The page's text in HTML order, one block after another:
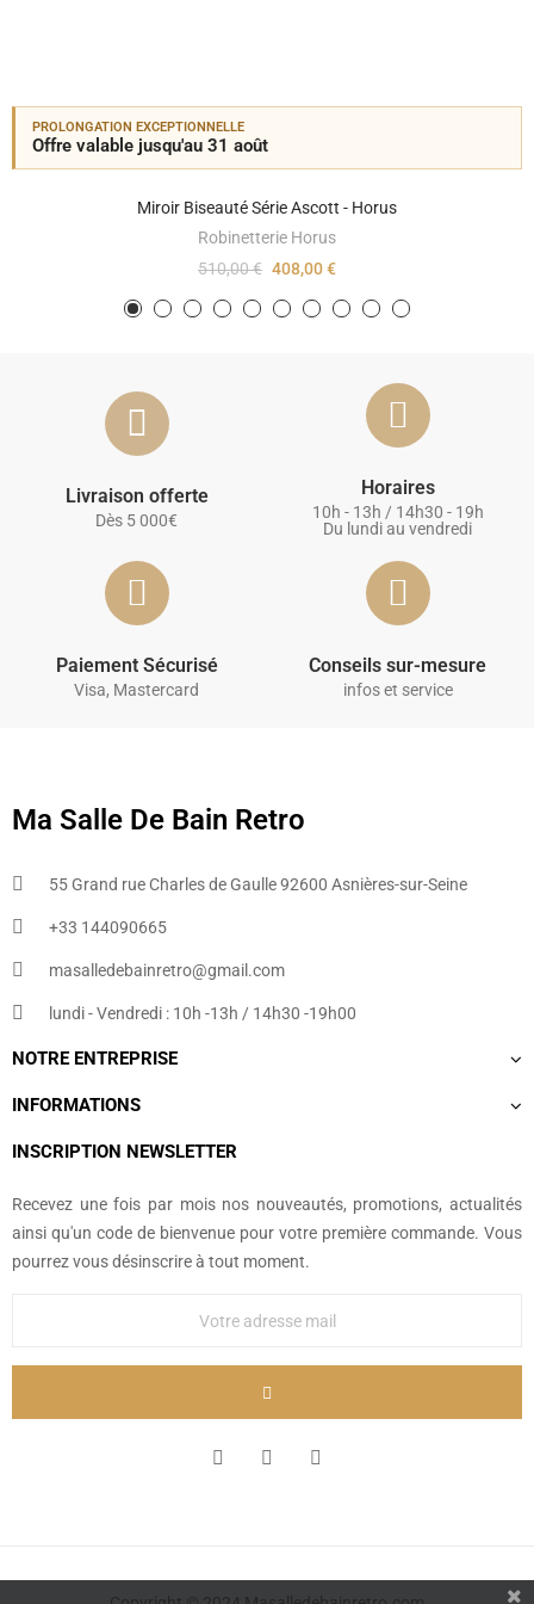
PROLONGATION EXCEPTIONNELLE
Offre valable jusqu'au 31 août
Miroir Biseauté Série Ascott - Horus
Robinetterie Horus
510,00 € 408,00 €
Livraison offerte
Dès 5 000€
Horaires
10h - 13h / 14h30 - 19h
Du lundi au vendredi
Paiement Sécurisé
Visa, Mastercard
Conseils sur-mesure
infos et service
Ma Salle De Bain Retro
55 Grand rue Charles de Gaulle 92600 Asnières-sur-Seine
+33 144090665​
masalledebainretro@gmail.com
lundi - Vendredi : 10h -13h / 14h30 -19h00
NOTRE ENTREPRISE
INFORMATIONS
INSCRIPTION NEWSLETTER
Recevez une fois par mois nos nouveautés, promotions, actualités
ainsi qu'un code de bienvenue pour votre première commande. Vous
pourrez vous désinscrire à tout moment.